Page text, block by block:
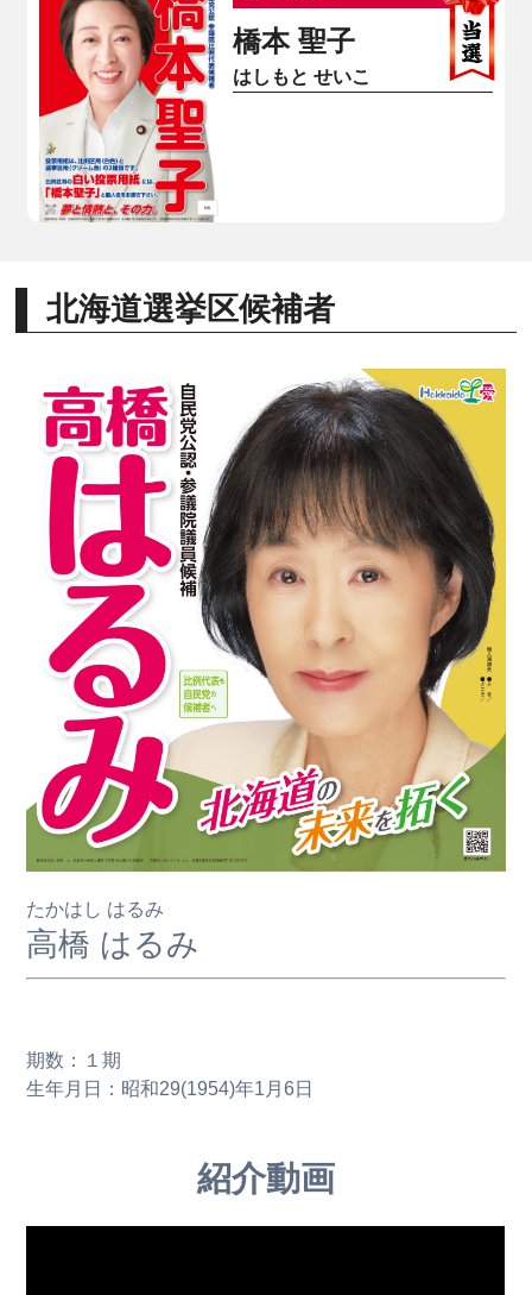
橋本 聖子
はしもと せいこ
北海道選挙区候補者
たかはし はるみ
高橋 はるみ
期数：１期
生年月日：昭和29(1954)年1月6日
紹介動画